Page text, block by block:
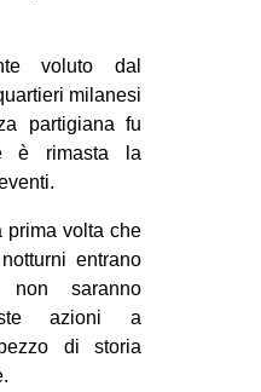
voluto dal
milanesi
partigiana fu
è rimasta la
prima volta che
entrano
saranno
azioni a
di storia